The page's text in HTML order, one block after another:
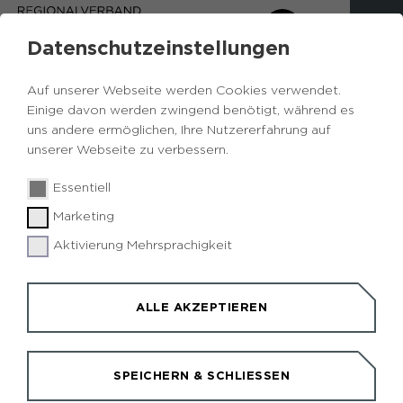
STATION 5
Hier befinden wir uns am ehemaligen
Namen "Maschinenhalle Süd" bekannt. Die Halle
war eines von zwei Fördermaschinenhäusern für
Datenschutzeinstellungen
Auf unserer Webseite werden Cookies verwendet.
Einige davon werden zwingend benötigt, während es
uns andere ermöglichen, Ihre Nutzererfahrung auf
unserer Webseite zu verbessern.
Essentiell
Marketing
Aktivierung Mehrsprachigkeit
ALLE AKZEPTIEREN
SPEICHERN & SCHLIESSEN